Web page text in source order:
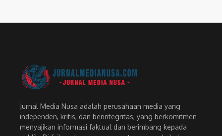
Jurnal Media Nusa adalah perusahaan media yang
independen, kritis, dan berintegritas, yang berkomitmen
menyajikan informasi faktual dan berimbang kepada